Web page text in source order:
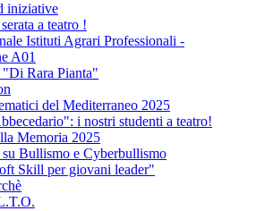
iniziative
a teatro !
Istituti Agrari Professionali -
A01
Rara Pianta"
del Mediterraneo 2025
i nostri studenti a teatro!
Memoria 2025
su Bullismo e Cyberbullismo
Skill per giovani leader"